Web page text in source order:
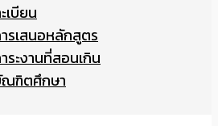
เบียน
รเสนอหลักสูตร
ระงานที่สอนเกิน
ฑิตศึกษา